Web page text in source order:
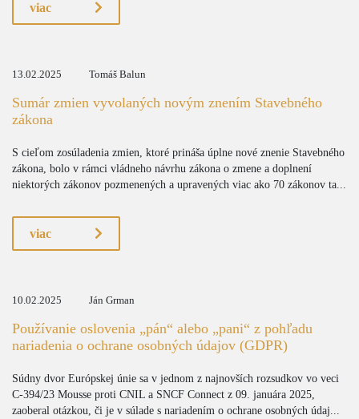
viac
13.02.2025 Tomáš Balun
Sumár zmien vyvolaných novým znením Stavebného
zákona
S cieľom zosúladenia zmien, ktoré prináša úplne nové znenie Stavebného
zákona, bolo v rámci vládneho návrhu zákona o zmene a doplnení
niektorých zákonov pozmenených a upravených viac ako 70 zákonov ta...
viac
10.02.2025 Ján Grman
Používanie oslovenia „pán“ alebo „pani“ z pohľadu
nariadenia o ochrane osobných údajov (GDPR)
Súdny dvor Európskej únie sa v jednom z najnovších rozsudkov vo veci
C-394/23 Mousse proti CNIL a SNCF Connect z 09. januára 2025,
zaoberal otázkou, či je v súlade s nariadením o ochrane osobných údaj...